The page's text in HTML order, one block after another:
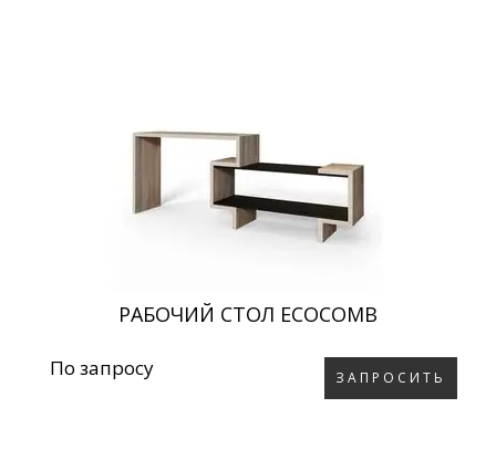
РАБОЧИЙ СТОЛ ECOCOMB
По запросу ЗАПРОСИТЬ